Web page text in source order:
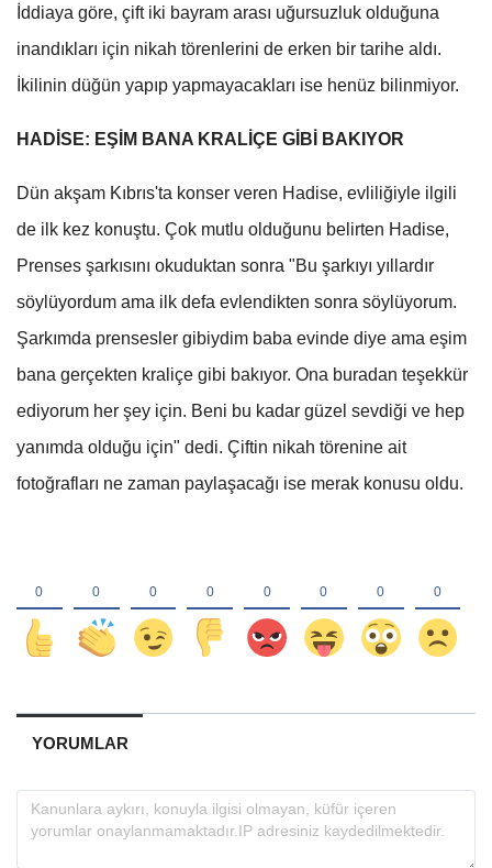
İddiaya göre, çift iki bayram arası uğursuzluk olduğuna
inandıkları için nikah törenlerini de erken bir tarihe aldı.
İkilinin düğün yapıp yapmayacakları ise henüz bilinmiyor.
HADİSE: EŞİM BANA KRALİÇE GİBİ BAKIYOR
Dün akşam Kıbrıs'ta konser veren Hadise, evliliğiyle ilgili
de ilk kez konuştu. Çok mutlu olduğunu belirten Hadise,
Prenses şarkısını okuduktan sonra "Bu şarkıyı yıllardır
söylüyordum ama ilk defa evlendikten sonra söylüyorum.
Şarkımda prensesler gibiydim baba evinde diye ama eşim
bana gerçekten kraliçe gibi bakıyor. Ona buradan teşekkür
ediyorum her şey için. Beni bu kadar güzel sevdiği ve hep
yanımda olduğu için" dedi. Çiftin nikah törenine ait
fotoğrafları ne zaman paylaşacağı ise merak konusu oldu.
YORUMLAR